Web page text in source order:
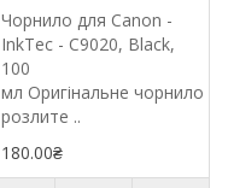
Чорнило для Canon -
InkTec - C9020, Black,
100
мл Оригінальне чорнило
розлите ..
180.00₴